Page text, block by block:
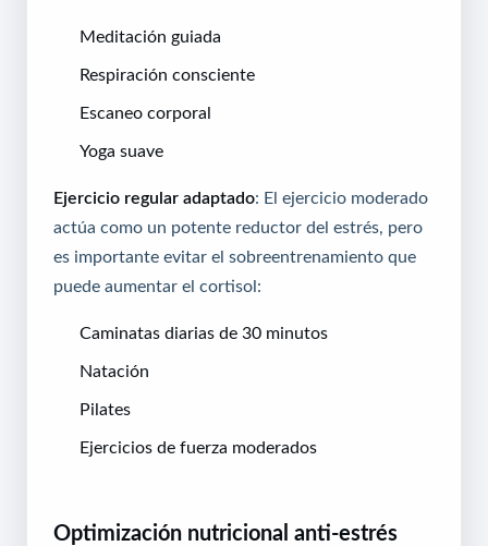
Meditación guiada
Respiración consciente
Escaneo corporal
Yoga suave
Ejercicio regular adaptado: El ejercicio moderado
actúa como un potente reductor del estrés, pero
es importante evitar el sobreentrenamiento que
puede aumentar el cortisol:
Caminatas diarias de 30 minutos
Natación
Pilates
Ejercicios de fuerza moderados
Optimización nutricional anti-estrés